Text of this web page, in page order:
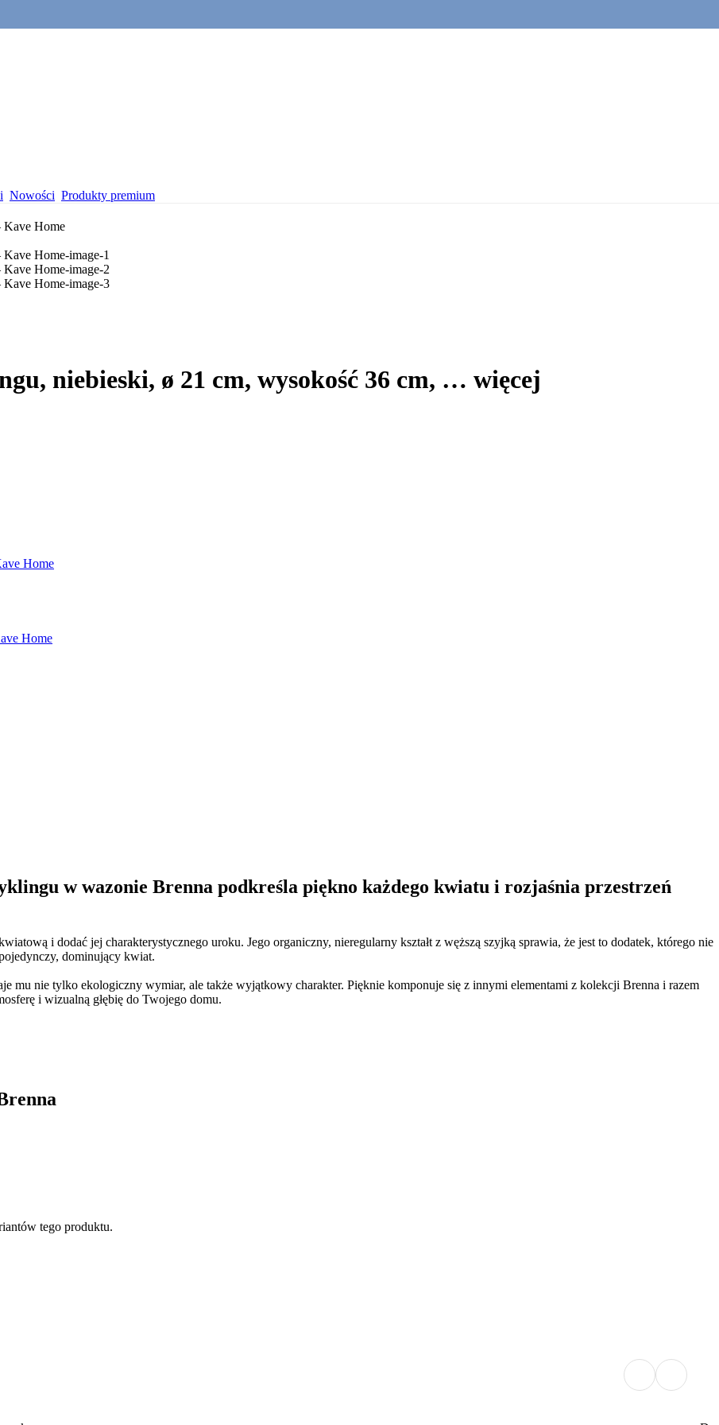
Nowości Produkty premium
niebieski, ø 21 cm, wysokość 36 cm, … więcej
Home
Home
w wazonie Brenna podkreśla piękno każdego kwiatu i rozjaśnia przestrzeń
i dodać jej charakterystycznego uroku. Jego organiczny, nieregularny kształt z węższą szyjką sprawia, że jest to dodatek, którego nie
dominujący kwiat.
mu nie tylko ekologiczny wymiar, ale także wyjątkowy charakter. Pięknie komponuje się z innymi elementami z kolekcji Brenna i razem
i wizualną głębię do Twojego domu.
tego produktu.